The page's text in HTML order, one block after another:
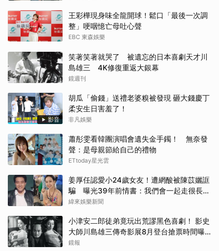
王彩樺現身味全龍開球！鬆口「最後一次調
整」哽咽憶亡母吐心聲
EBC 東森娛樂
笑著笑著就哭了 被遺忘的日本喜劇天才川
島雄三 4K修復重返大銀幕
鏡週刊
影音
胡瓜「偷錢」送禮老婆糗被發現 砸大錢慶丁
柔安生日害羞了！
非凡娛樂
蕭彤雯看韓團演唱會遺失金手鐲！ 無奈發
聲：是母親節給自己的禮物
ETtoday星光雲
姜厚任認愛小24歲女友！遭網酸被陳苡孋誆
騙 曝光39年前情書：我們會一起走很長的
路
緯來娛樂新聞
小津安二郎徒弟竟玩出荒謬黑色喜劇！ 影史
大師川島雄三傳奇影展8月登台搶票時間曝
光
鏡報